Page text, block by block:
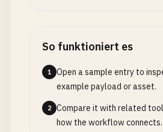
So funktioniert es
1
Open a sample entry to
example payload or asset.
2
Compare it with related
how the workflow connects.